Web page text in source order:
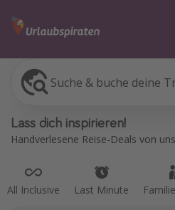
Suche & buche deine
Lass dich inspirieren!
Handverlesene Reise-Deals von
All Inclusive Last Minute
All Inclusive
Flüge
Pauschalreisen